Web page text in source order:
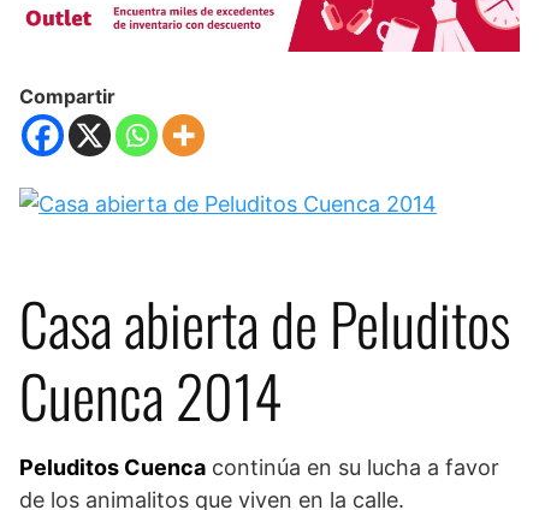
Compartir
Casa abierta de Peluditos
Cuenca 2014
Peluditos Cuenca continúa en su lucha a favor
de los animalitos que viven en la calle.